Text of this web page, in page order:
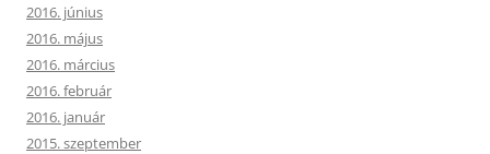
2016. június
2016. május
2016. március
2016. február
2016. január
2015. szeptember